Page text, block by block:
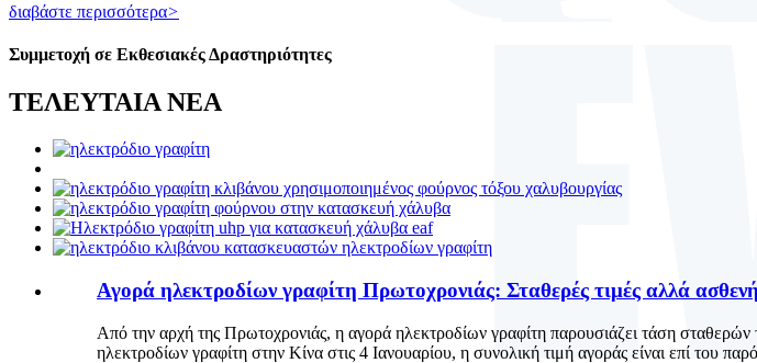
διαβάστε περισσότερα>
Συμμετοχή σε Εκθεσιακές Δραστηριότητες
ΤΕΛΕΥΤΑΙΑ ΝΕΑ
Αγορά ηλεκτροδίων γραφίτη Πρωτοχρονιάς: Σταθερές τιμές αλλά
Από την αρχή της Πρωτοχρονιάς, η αγορά ηλεκτροδίων γραφίτη παρουσιάζει τάση
ηλεκτροδίων γραφίτη στην Κίνα στις 4 Ιανουαρίου, η συνολική τιμή αγοράς είναι επί του